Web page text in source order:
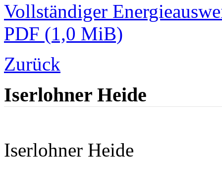
Vollständiger
PDF (1,0 MiB)
Zurück
Iserlohner Heide
Iserlohner Heide